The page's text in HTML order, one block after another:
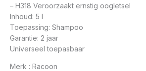
– H318 Veroorzaakt ernstig oogletsel
Inhoud: 5 l
Toepassing: Shampoo
Garantie: 2 jaar
Universeel toepasbaar
Merk : Racoon